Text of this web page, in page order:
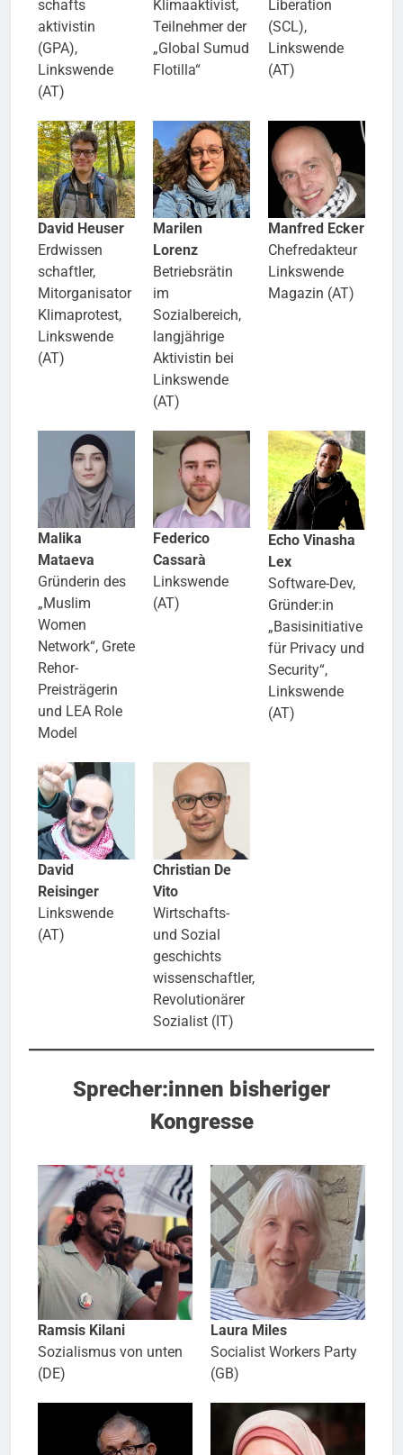
schafts​
aktivistin
(GPA),
Linkswende
(AT)
Klima​aktivist,
Teilnehmer der
„Global Sumud
Flotilla“
Liberation
(SCL),
Linkswende
(AT)
David Heuser
Erd​wissen​
schaftler,
Mitorganisator
Klimaprotest,
Linkswende
(AT)
Marilen
Lorenz
Betriebsrätin
im
Sozialbereich,
langjährige
Aktivistin bei
Linkswende
(AT)
Manfred Ecker
Chefredakteur
Linkswende
Magazin (AT)
Malika
Mataeva
Gründerin des
„Muslim
Women
Network“, Grete
Rehor-
Preisträgerin
und LEA Role
Model
Federico
Cassarà
Linkswende
(AT)
Echo Vinasha
Lex
Software-Dev,
Gründer:in
„Basisinitiative
für Privacy und
Security“,
Linkswende
(AT)
David
Reisinger
Linkswende
(AT)
Christian De
Vito
Wirt​schafts-
und Sozial​
geschichts​
wissenschaftler,
Revolutionärer
Sozialist (IT)
Sprecher:innen bisheriger
Kongresse
Ramsis Kilani
Sozialismus von unten
(DE)
Laura Miles
Socialist Workers Party
(GB)